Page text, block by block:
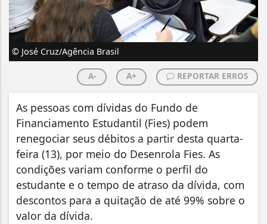
© José Cruz/Agência Brasil
A- A+ REPORTAR ERROS
As pessoas com dívidas do Fundo de
Financiamento Estudantil (Fies) podem
renegociar seus débitos a partir desta quarta-
feira (13), por meio do Desenrola Fies. As
condições variam conforme o perfil do
estudante e o tempo de atraso da dívida, com
descontos para a quitação de até 99% sobre o
valor da dívida.